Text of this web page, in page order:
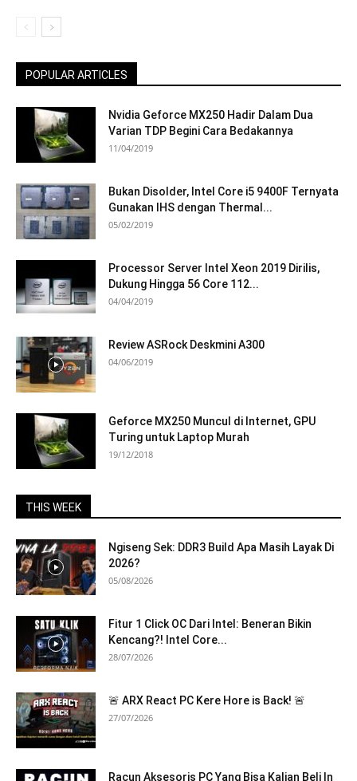
POPULAR ARTICLES
Nvidia Geforce MX250 Hadir Dalam Dua
Varian TDP Begini Cara Bedakannya
11/04/2019
Bukan Disolder, Intel Core i5 9400F Ternyata
Gunakan IHS dengan Thermal...
05/02/2019
Processor Server Intel Xeon 2019 Dirilis,
Dukung Hingga 56 Core 112...
04/04/2019
Review ASRock Deskmini A300
04/06/2019
Geforce MX250 Muncul di Internet, GPU
Turing untuk Laptop Murah
19/12/2018
THIS WEEK
Ngiseng Sek: DDR3 Build Apa Masih Layak Di
2026?
05/08/2026
Fitur 1 Click OC Dari Intel: Beneran Bikin
Kencang?! Intel Core...
28/07/2026
🚨 ARX React PC Kere Hore is Back! 🚨
27/07/2026
Racun Aksesoris PC Yang Bisa Kalian Beli In